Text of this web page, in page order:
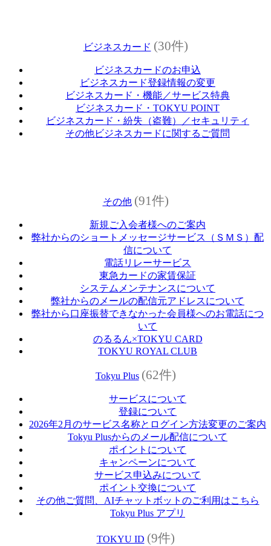
ビジネスカード (30件)
ビジネスカードのお申込
ビジネスカード登録情報の変更
ビジネスカード・機能／サービス特典
ビジネスカード・TOKYU POINT
ビジネスカード・紛失（盗難）／セキュリティ
その他ビジネスカードに関するご質問
その他 (91件)
新規ご入会者様へのご案内
弊社からのショートメッセージサービス（ＳＭＳ）配
信について
電話リレーサービス
東急カードの家賃保証
システムメンテナンスについて
弊社からのメールの配信元アドレスについて
弊社から口座振替できなかった会員様へのお電話につ
いて
のるるん×TOKYU CARD
TOKYU ROYAL CLUB
Tokyu Plus (62件)
サービスについて
登録について
2026年2月のサービス名称とログイン方法変更のご案内
Tokyu Plusからのメール配信について
ポイントについて
キャンペーンについて
サービス申込みについて
ポイント交換について
その他ご質問、AIチャットボットのご利用はこちら
Tokyu Plus アプリ
TOKYU ID (9件)